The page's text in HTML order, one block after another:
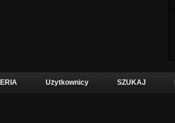
Użytkownicy SZUKAJ